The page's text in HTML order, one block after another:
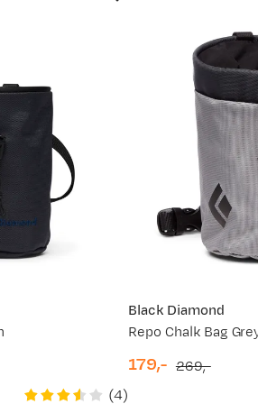
(4)
Black Diamond
Repo Chalk Bag
179,- 269,-